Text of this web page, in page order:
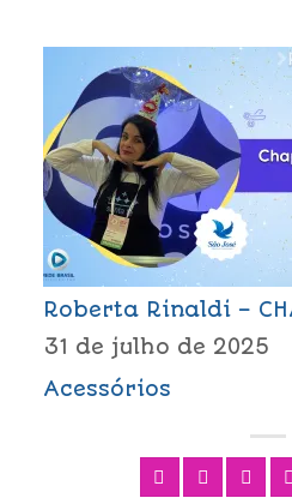
Roberta Rinaldi –
31 de julho de 2025
Acessórios